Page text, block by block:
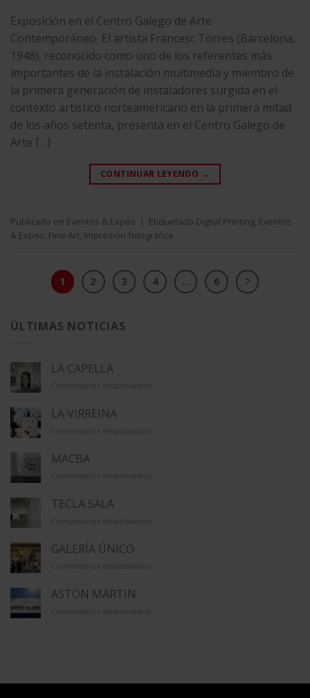
Exposición en el Centro Galego de Arte
Contemporáneo El artista Francesc Torres (Barcelona,
1948), reconocido como uno de los referentes más
importantes de la instalación multimedia y miembro de
la primera generación de instaladores surgida en el
contexto artístico norteamericano en la primera mitad
de los años setenta, presenta en el Centro Galego de
Arte […]
CONTINUAR LEYENDO →
Publicado en Eventos & Expos | Etiquetado Digital Printing, Eventos
& Expos, Fine Art, Impresión fotográfica
1 2 3 4 … 6
ÚLTIMAS NOTICIAS
LA CAPELLA
Comentarios desactivados
LA VIRREINA
Comentarios desactivados
MACBA
Comentarios desactivados
TECLA SALA
Comentarios desactivados
GALERÍA ÚNICO
Comentarios desactivados
ASTON MARTIN
Comentarios desactivados